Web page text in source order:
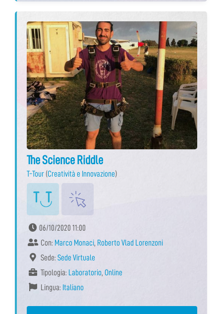
The Science Riddle
T-Tour (Creatività e Innovazione)
06/10/2020 11:00
Con: Marco Monaci, Roberto Vlad Lorenzoni
Sede: Sede Virtuale
Tipologia: Laboratorio, Online
Lingua: Italiano